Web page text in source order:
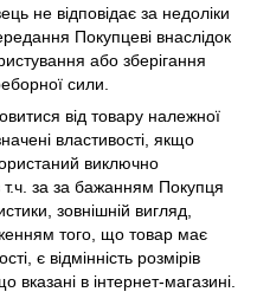
не відповідає за недоліки
Покупцеві внаслідок
або зберігання
сили.
від товару належної
властивості, якщо
виключно
за за бажанням Покупця
зовнішній вигляд,
того, що товар має
є відмінність розмірів
вказані в інтернет-магазині.